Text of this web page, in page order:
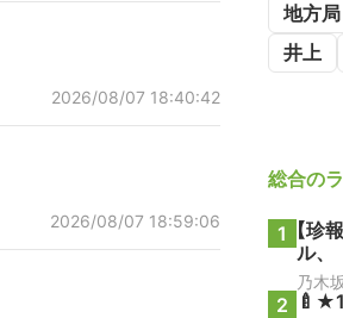
2026/08/07 18:40:42
2026/08/07 18:59:06
地方局
井上
総合の
1 【珍
ル、
乃木
2